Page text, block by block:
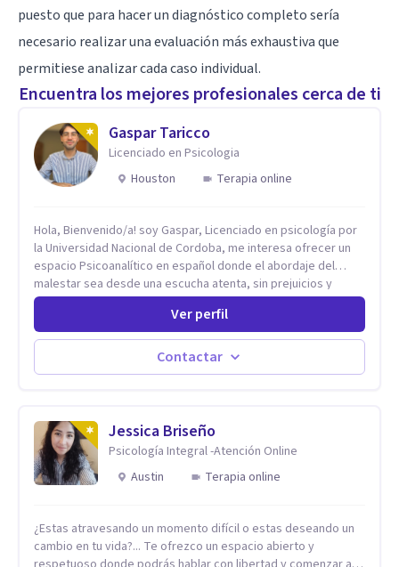
puesto que para hacer un diagnóstico completo sería
necesario realizar una evaluación más exhaustiva que
permitiese analizar cada caso individual.
Encuentra los mejores profesionales cerca de ti
Gaspar Taricco
Licenciado en Psicologia
Houston
Terapia online
Hola, Bienvenido/a! soy Gaspar, Licenciado en psicología por
la Universidad Nacional de Cordoba, me interesa ofrecer un
espacio Psicoanalítico en español donde el abordaje del
malestar sea desde una escucha atenta, sin prejuicios y
rescatando lo singular de cada caso, sin caer en etiquetas.
Considero que todas las personas en algún momento pueden
sufrir y cada una por cuestiones particulares, es en mi
espacio donde se le dará un lugar a esas cuestiones
singulares de cada uno, para luego generar cambios. Soy una
investigo. Siempre en la búsqueda de ser un mejor
profesional.
Ver perfil
Contactar
Jessica Briseño
Psicología Integral -Atención Online
Austin
Terapia online
¿Estas atravesando un momento difícil o estas deseando un
cambio en tu vida?... Te ofrezco un espacio abierto y